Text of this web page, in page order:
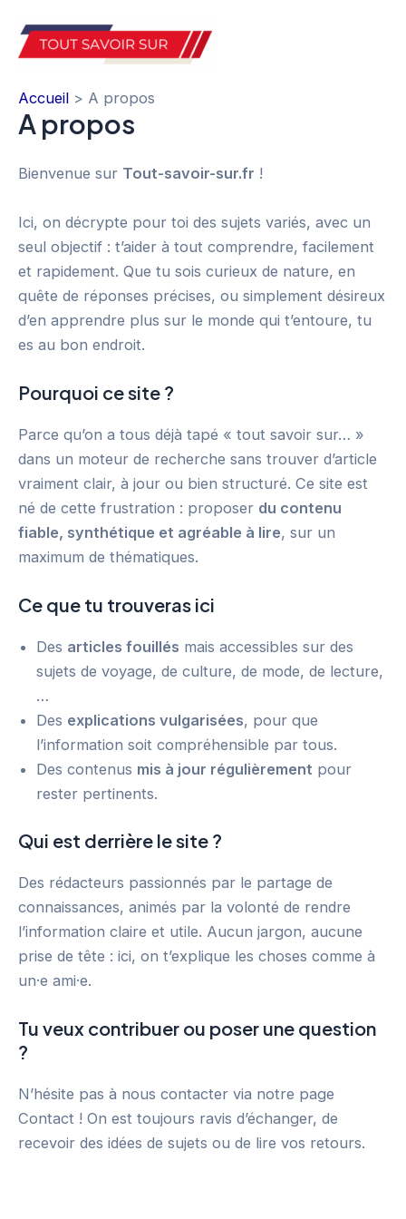
contenu
Accueil A propos
A propos
Bienvenue sur Tout-savoir-sur.fr !
Ici, on décrypte pour toi des sujets variés, avec un
seul objectif : t’aider à tout comprendre, facilement
et rapidement. Que tu sois curieux de nature, en
quête de réponses précises, ou simplement désireux
d’en apprendre plus sur le monde qui t’entoure, tu
es au bon endroit.
Pourquoi ce site ?
Parce qu’on a tous déjà tapé « tout savoir sur… »
dans un moteur de recherche sans trouver d’article
vraiment clair, à jour ou bien structuré. Ce site est
né de cette frustration : proposer du contenu
fiable, synthétique et agréable à lire, sur un
maximum de thématiques.
Ce que tu trouveras ici
Des articles fouillés mais accessibles sur des
sujets de voyage, de culture, de mode, de lecture,
…
Des explications vulgarisées, pour que
l’information soit compréhensible par tous.
Des contenus mis à jour régulièrement pour
rester pertinents.
Qui est derrière le site ?
Des rédacteurs passionnés par le partage de
connaissances, animés par la volonté de rendre
l’information claire et utile. Aucun jargon, aucune
prise de tête : ici, on t’explique les choses comme à
un·e ami·e.
Tu veux contribuer ou poser une question
?
N’hésite pas à nous contacter via notre page
Contact ! On est toujours ravis d’échanger, de
recevoir des idées de sujets ou de lire vos retours.